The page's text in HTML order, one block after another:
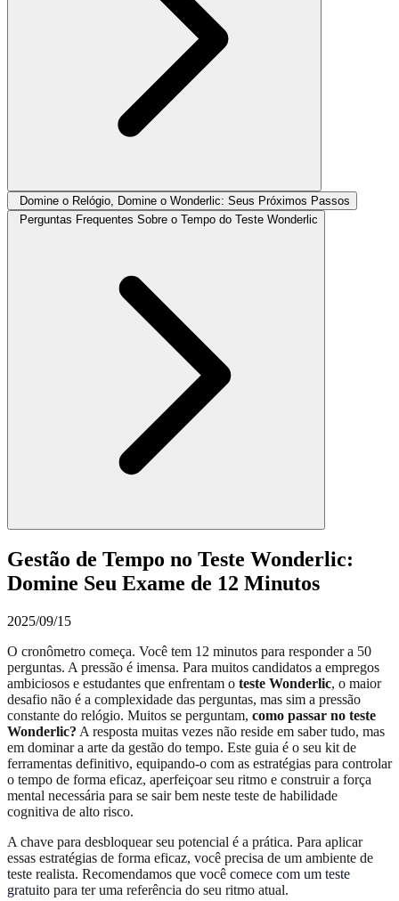
Domine o Relógio, Domine o Wonderlic: Seus Próximos Passos
Perguntas Frequentes Sobre o Tempo do Teste Wonderlic
Gestão de Tempo no Teste Wonderlic:
Domine Seu Exame de 12 Minutos
2025/09/15
O cronômetro começa. Você tem 12 minutos para responder a 50
perguntas. A pressão é imensa. Para muitos candidatos a empregos
ambiciosos e estudantes que enfrentam o teste Wonderlic, o maior
desafio não é a complexidade das perguntas, mas sim a pressão
constante do relógio. Muitos se perguntam, como passar no teste
Wonderlic? A resposta muitas vezes não reside em saber tudo, mas
em dominar a arte da gestão do tempo. Este guia é o seu kit de
ferramentas definitivo, equipando-o com as estratégias para controlar
o tempo de forma eficaz, aperfeiçoar seu ritmo e construir a força
mental necessária para se sair bem neste teste de habilidade
cognitiva de alto risco.
A chave para desbloquear seu potencial é a prática. Para aplicar
essas estratégias de forma eficaz, você precisa de um ambiente de
teste realista. Recomendamos que você comece com um teste
gratuito para ter uma referência do seu ritmo atual.